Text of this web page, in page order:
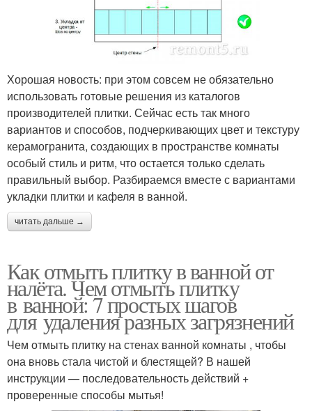
Хорошая новость: при этом совсем не обязательно
использовать готовые решения из каталогов
производителей плитки. Сейчас есть так много
вариантов и способов, подчеркивающих цвет и текстуру
керамогранита, создающих в пространстве комнаты
особый стиль и ритм, что остается только сделать
правильный выбор. Разбираемся вместе с вариантами
укладки плитки и кафеля в ванной.
читать дальше →
Как отмыть плитку в ванной от
налёта. Чем отмыть плитку
в ванной: 7 простых шагов
для удаления разных загрязнений
Чем отмыть плитку на стенах ванной комнаты , чтобы
она вновь стала чистой и блестящей? В нашей
инструкции — последовательность действий +
проверенные способы мытья!